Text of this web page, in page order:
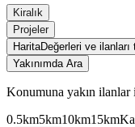
Kiralık
Projeler
HaritaDeğerleri ve
Yakınımda Ara
Konumuna yakın ilanlar
0.5km5km10km15km